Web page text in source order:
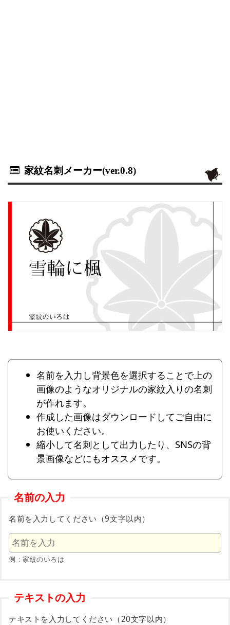
家紋名刺メーカー(ver.0.8)
名前を入力し背景色を選択することで上の
画像のようなオリジナルの家紋入りの名刺
が作れます。
作成した画像はダウンロードしてご自由に
お使いください。
縮小して名刺として出力したり、SNSの背
景画像などにもオススメです。
名前の入力
名前を入力してください（9文字以内）
例：家紋のいろは
テキストの入力
テキストを入力してください（20文字以内）